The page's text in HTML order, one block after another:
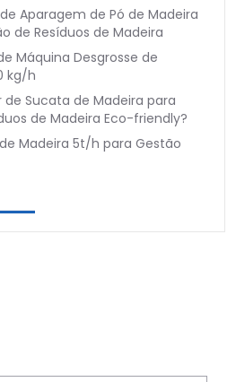
Aparagem de Pó de Madeira
de Resíduos de Madeira
Máquina Desgrosse de
kg/h
Sucata de Madeira para
de Madeira Eco-friendly?
Madeira 5t/h para Gestão